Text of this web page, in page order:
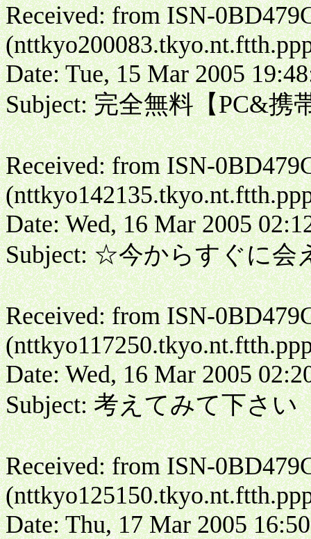
Received: from ISN-
Date: Tue, 15 Mar 2005
Subject: 完全無料【PC&携
Received: from ISN-
Date: Wed, 16 Mar 2005
Subject: ☆今からすぐに会
Received: from ISN-
Date: Wed, 16 Mar 2005
Subject: 考えてみて下さい
Received: from ISN-
Date: Thu, 17 Mar 2005